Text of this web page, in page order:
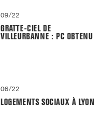
09/22
GRATTE-CIEL DE
VILLEURBANNE : PC OBTENU
06/22
LOGEMENTS SOCIAUX À LYON